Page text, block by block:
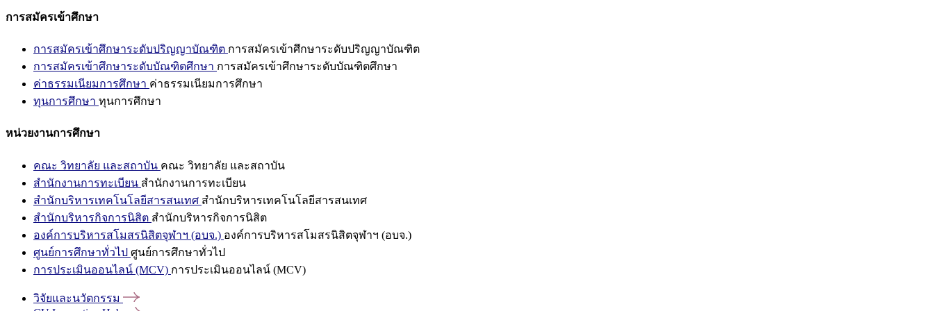
การสมัครเข้าศึกษา
การสมัครเข้าศึกษาระดับปริญญาบัณฑิต การสมัครเข้าศึกษาระดับปริญญาบัณฑิต
การสมัครเข้าศึกษาระดับบัณฑิตศึกษา การสมัครเข้าศึกษาระดับบัณฑิตศึกษา
ค่าธรรมเนียมการศึกษา ค่าธรรมเนียมการศึกษา
ทุนการศึกษา ทุนการศึกษา
หน่วยงานการศึกษา
คณะ วิทยาลัย และสถาบัน คณะ วิทยาลัย และสถาบัน
สำนักงานการทะเบียน สำนักงานการทะเบียน
สำนักบริหารเทคโนโลยีสารสนเทศ สำนักบริหารเทคโนโลยีสารสนเทศ
สำนักบริหารกิจการนิสิต สำนักบริหารกิจการนิสิต
องค์การบริหารสโมสรนิสิตจุฬาฯ (อบจ.) องค์การบริหารสโมสรนิสิตจุฬาฯ (อบจ.)
ศูนย์การศึกษาทั่วไป ศูนย์การศึกษาทั่วไป
การประเมินออนไลน์ (MCV) การประเมินออนไลน์ (MCV)
วิจัยและนวัตกรรม